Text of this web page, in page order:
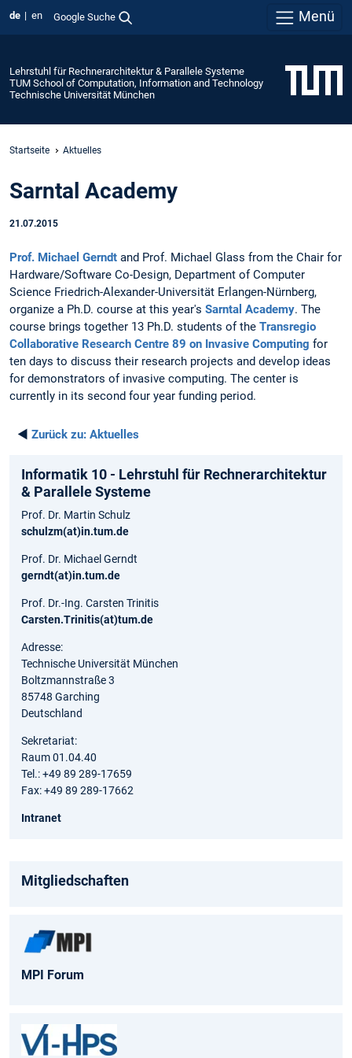
de en Google Suche Menü
Lehrstuhl für Rechnerarchitektur & Parallele Systeme
TUM School of Computation, Information and Technology
Technische Universität München
Startseite Aktuelles
Sarntal Academy
21.07.2015
Prof. Michael Gerndt and Prof. Michael Glass from the Chair for
Hardware/Software Co-Design, Department of Computer
Science Friedrich-Alexander-Universität Erlangen-Nürnberg,
organize a Ph.D. course at this year's Sarntal Academy. The
course brings together 13 Ph.D. students of the Transregio
Collaborative Research Centre 89 on Invasive Computing for
ten days to discuss their research projects and develop ideas
for demonstrators of invasive computing. The center is
currently in its second four year funding period.
◄ Zurück zu: Aktuelles
Informatik 10 - Lehrstuhl für Rechnerarchitektur
& Parallele Systeme
Prof. Dr. Martin Schulz
schulzm(at)in.tum.de
Prof. Dr. Michael Gerndt
gerndt(at)in.tum.de
Prof. Dr.-Ing. Carsten Trinitis
Carsten.Trinitis(at)tum.de
Adresse:
Technische Universität München
Boltzmannstraße 3
85748 Garching
Deutschland
Sekretariat:
Raum 01.04.40
Tel.: +49 89 289-17659
Fax: +49 89 289-17662
Intranet
Mitgliedschaften
MPI Forum